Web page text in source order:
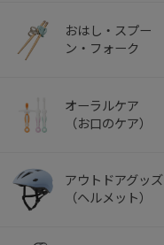
おはし・スプー
ン・フォーク
オーラルケア
（お口のケア）
アウトドアグッズ
（ヘルメット）